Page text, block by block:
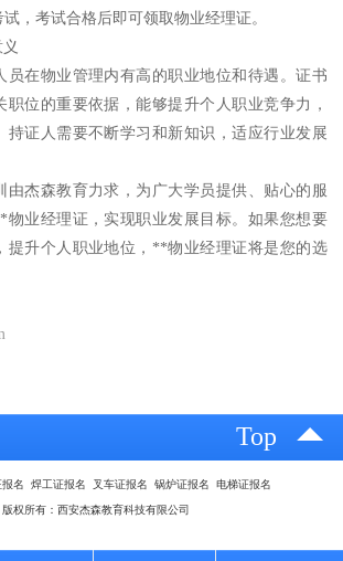
，考试合格后即可领取物业经理证。
员在物业管理内有高的职业地位和待遇。证书
职位的重要依据，能够提升个人职业竞争力，
持证人需要不断学习和新知识，适应行业发展
由杰森教育力求，为广大学员提供、贴心的服
业经理证，实现职业发展目标。如果您想要
提升个人职业地位，**物业经理证将是您的选
Top
报名 焊工证报名 叉车证报名 锅炉证报名 电梯证报名
版权所有：西安杰森教育科技有限公司